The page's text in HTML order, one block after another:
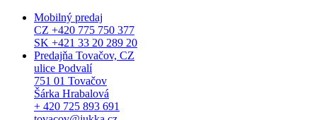
Mobilný predaj
CZ +420 775 750 377
SK +421 33 20 289 20
Predajňa Tovačov, CZ
ulice Podvalí
751 01 Tovačov
Šárka Hrabalová
+ 420 725 893 691